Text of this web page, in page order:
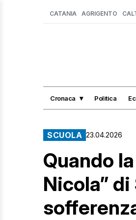
CATANIA AGRIGENTO
Cronaca Politica
SCUOLA 23.04.2026
Quando
Nicola”